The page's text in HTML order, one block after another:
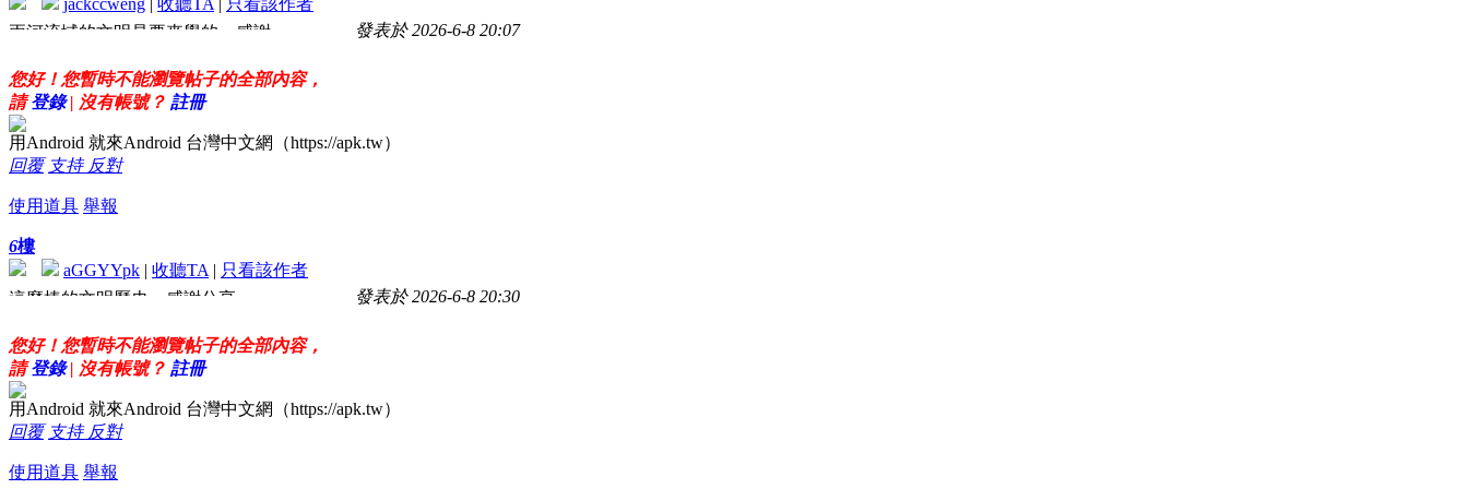
發表於 2026-6-8 20:07
兩河流域的文明是要來學的，感謝
您好！您暫時不能瀏覽帖子的全部內容，
請登錄 | 沒有帳號？ 註冊
用Android 就來Android 台灣中文網（https://apk.tw）
回覆 支持 反對
使用道具 舉報
6樓
aGGYYpk | 收聽TA | 只看該作者
發表於 2026-6-8 20:30
這麼棒的文明歷史，感謝分享
您好！您暫時不能瀏覽帖子的全部內容，
請登錄 | 沒有帳號？ 註冊
用Android 就來Android 台灣中文網（https://apk.tw）
回覆 支持 反對
使用道具 舉報